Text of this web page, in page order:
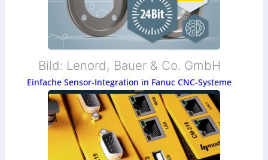
Bild: Lenord, Bauer & Co. GmbH
Einfache Sensor-Integration in Fanuc CNC-Systeme